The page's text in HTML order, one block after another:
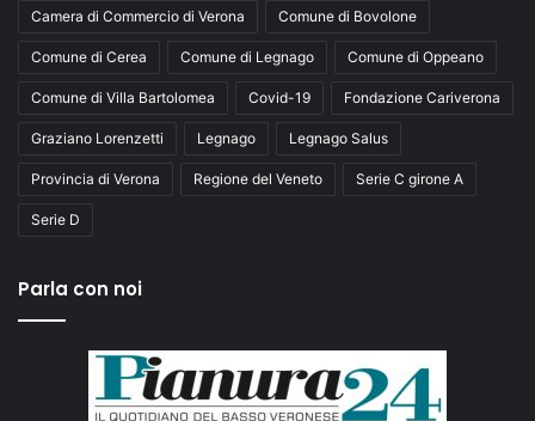
Camera di Commercio di Verona Comune di Bovolone
Comune di Cerea Comune di Legnago Comune di Oppeano
Comune di Villa Bartolomea Covid-19 Fondazione Cariverona
Graziano Lorenzetti Legnago Legnago Salus
Provincia di Verona Regione del Veneto Serie C girone A
Serie D
Parla con noi